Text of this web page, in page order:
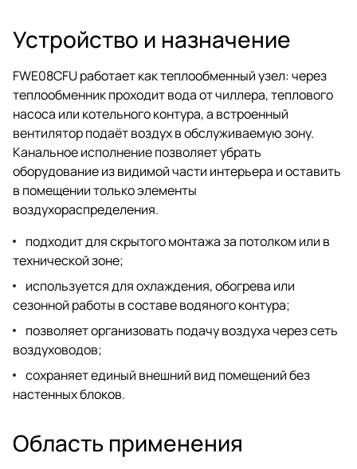
Устройство и назначение
FWE08CFU работает как теплообменный узел: через
теплообменник проходит вода от чиллера, теплового
насоса или котельного контура, а встроенный
вентилятор подаёт воздух в обслуживаемую зону.
Канальное исполнение позволяет убрать
оборудование из видимой части интерьера и оставить
в помещении только элементы
воздухораспределения.
подходит для скрытого монтажа за потолком или в
технической зоне;
используется для охлаждения, обогрева или
сезонной работы в составе водяного контура;
позволяет организовать подачу воздуха через сеть
воздуховодов;
сохраняет единый внешний вид помещений без
настенных блоков.
Область применения